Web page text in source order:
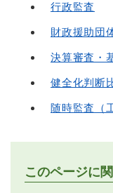
行政監査
財政援助団
決算審査・
健全化判断
随時監査（
このページに